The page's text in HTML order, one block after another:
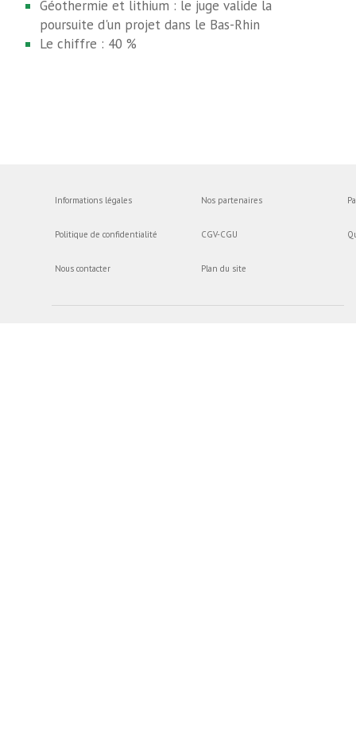
Géothermie et lithium : le juge valide la
poursuite d'un projet dans le Bas-Rhin
Le chiffre : 40 %
Informations légales
Politique de confidentialité
Nous contacter
Nos partenaires
CGV-CGU
Plan du site